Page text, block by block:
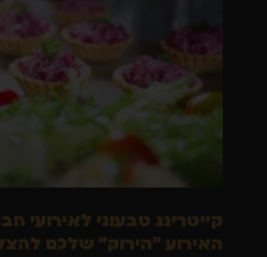
קייטרינג טבעוני לאירועי
האירוע "הירוק" שלכם